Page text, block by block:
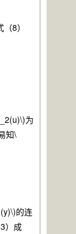
8）
为
知\
的连
）成